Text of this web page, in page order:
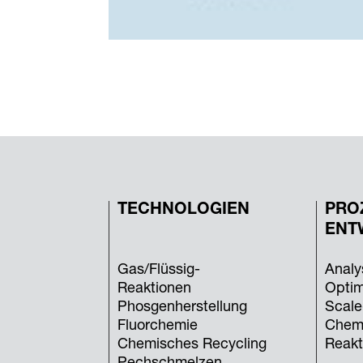
TECHNOLOGIEN
Gas/Flüssig-
Reaktionen
Phosgenherstellung
Fluorchemie
Chemisches Recycling